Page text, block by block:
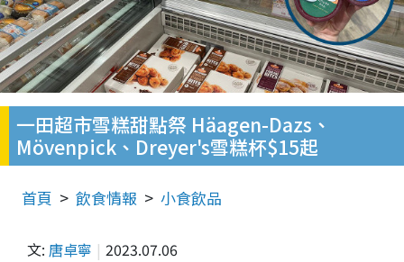
一田超市雪糕甜點祭 Häagen-Dazs、
Mövenpick、Dreyer's雪糕杯$15起
首頁 飲食情報 小食飲品
文: 唐卓寧 2023.07.06